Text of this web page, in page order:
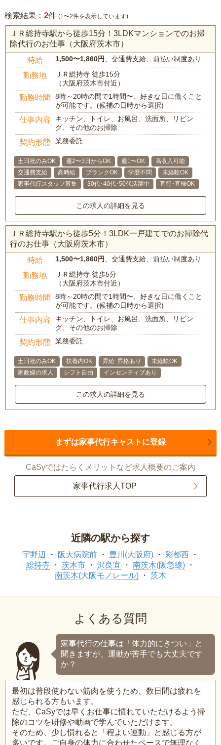
検索結果： 2件 (1〜2件を表示しています)
ＪＲ総持寺駅から徒歩15分！3LDKマンションでのお掃
除代行のお仕事（大阪府茨木市）
時給 1,500〜1,860円 、交通費支給、前払い制度あり
勤務地
ＪＲ総持寺 徒歩15分
（大阪府茨木市付近）
勤務時間
8時～20時の間で1時間〜、好きな日に働くこと
が可能です。(候補の日時から選択)
仕事内容
キッチン、トイレ、お風呂、洗面所、リビン
グ、その他のお掃除
契約形態 業務委託
土日祝のみOK 週2〜3日からOK 週1〜OK
高収入可能
交通費支給
高時給 ブランクOK 学歴不問
未経験OK
家事代行スタッフ募集
30代･40代･50代活躍中 直行･直帰OK
この求人の詳細を見る
ＪＲ総持寺駅から徒歩5分！3LDK一戸建てでのお掃除代
行のお仕事（大阪府茨木市）
時給 1,500〜1,860円 、交通費支給、前払い制度あり
勤務地
ＪＲ総持寺 徒歩5分
（大阪府茨木市付近）
勤務時間
8時～20時の間で1時間〜、好きな日に働くこと
が可能です。(候補の日時から選択)
仕事内容
キッチン、トイレ、お風呂、洗面所、リビン
グ、その他のお掃除
契約形態 業務委託
土日祝のみOK 扶養内OK 昇給･昇格あり
未経験OK
家政婦の求人
シフト自由 インセンティブあり
この求人の詳細を見る
まずは家事代行キャストに登録
CaSyではたらくメリットなど求人概要のご案内
家事代行求人TOP
近隣の駅から探す
宇野辺 阪大病院前 豊川(大阪府)
彩都西
総持寺
茨木市 沢良宜
南茨木(阪急線)
南茨木(大阪モノレール)
茨木
よくある質問
家事代行の仕事は「体力的にきつい」と
聞きますが、運動が苦手でも大丈夫です
か？
最初は普段使わない筋肉を使うため、数日間は疲れを
感じられる方もいます。
ただ、CaSyでは早くお仕事に慣れていただけるよう掃
除のコツを研修や動画で学んでいただけます。
そのため、少し慣れると「程よい運動」と感じる方が
多いです。ご自身の体力に合わせたペースで無理なく